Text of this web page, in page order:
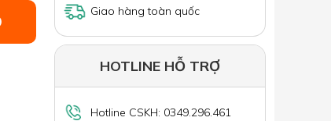
Giao hàng toàn quốc
HOTLINE HỖ TRỢ
Hotline CSKH: 0349.296.461